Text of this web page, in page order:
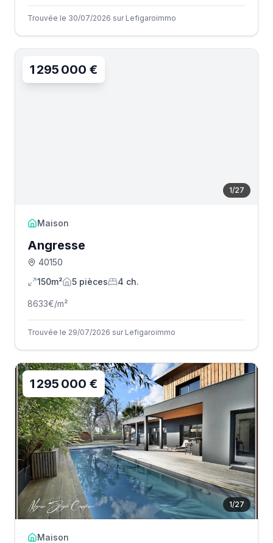
Trouvée le 30/07/2026 sur Lefigaroimmo
1/27
1 295 000 €
Maison
Angresse
40150
150m²
5 pièces 4 ch.
8633€/m²
Trouvée le 29/07/2026 sur Lefigaroimmo
1/27
1 295 000 €
Maison